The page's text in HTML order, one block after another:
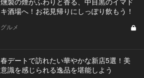
キ酒場へ！お花見帰りにしっぽり飲もう！
グルメ
春デートで訪れたい華やかな新店5選！美
意識を感じられる逸品を堪能しよう